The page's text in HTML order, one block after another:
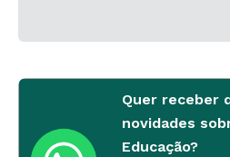
Quer receber
novidades
Educação?